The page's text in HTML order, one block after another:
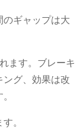
のギャップは大
ます。ブレーキ
ング、効果は改
。